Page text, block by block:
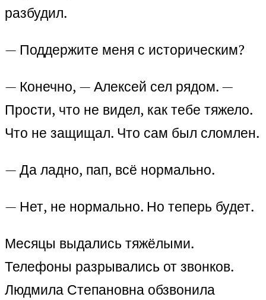
разбудил.
— Поддержите меня с историческим?
— Конечно, — Алексей сел рядом. —
Прости, что не видел, как тебе тяжело.
Что не защищал. Что сам был сломлен.
— Да ладно, пап, всё нормально.
— Нет, не нормально. Но теперь будет.
Месяцы выдались тяжёлыми.
Телефоны разрывались от звонков.
Людмила Степановна обзвонила